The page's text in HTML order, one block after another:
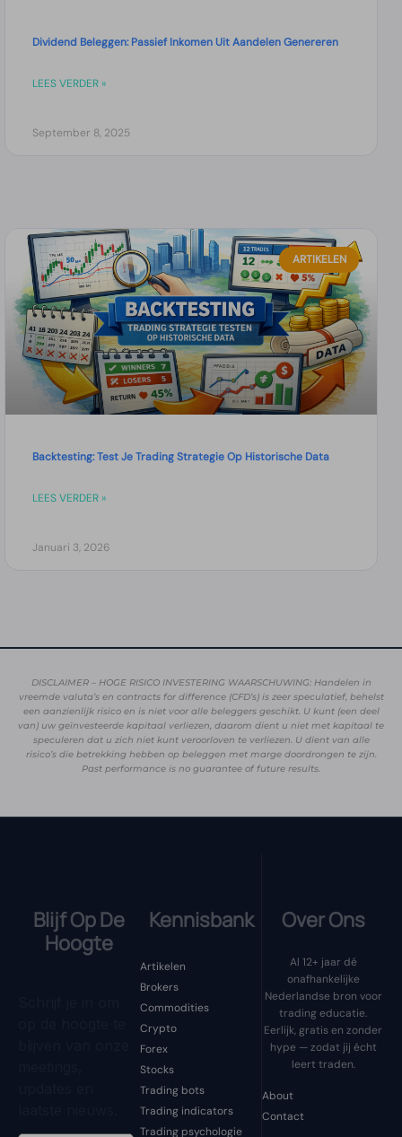
Dividend Beleggen: Passief Inkomen Uit Aandelen Genereren
LEES VERDER »
September 8, 2025
ARTIKELEN
Backtesting: Test Je Trading Strategie Op Historische Data
LEES VERDER »
Januari 3, 2026
DISCLAIMER – HOGE RISICO INVESTERING WAARSCHUWING: Handelen in
vreemde valuta’s en contracts for difference (CFD’s) is zeer speculatief, behelst
een aanzienlijk risico en is niet voor alle beleggers geschikt. U kunt (een deel
van) uw geïnvesteerde kapitaal verliezen, daarom dient u niet met kapitaal te
speculeren dat u zich niet kunt veroorloven te verliezen. U dient van alle
risico’s die betrekking hebben op beleggen met marge doordrongen te zijn.
Past performance is no guarantee of future results.
Blijf Op De
Hoogte
Kennisbank
Artikelen
Brokers
Commodities
Crypto
Forex
Stocks
Trading bots
Trading indicators
Trading psychologie
Over Ons
Al 12+ jaar dé
onafhankelijke
Nederlandse bron voor
trading educatie.
Eerlijk, gratis en zonder
hype — zodat jij écht
leert traden.
About
Contact